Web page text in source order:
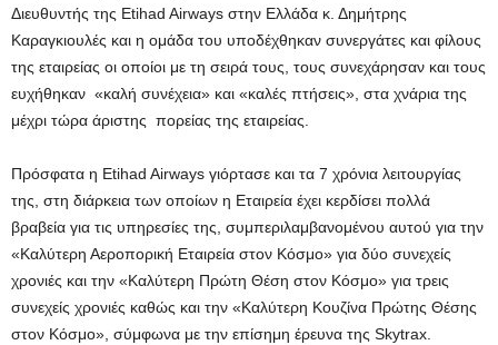
Διευθυντής της Etihad Airways στην Ελλάδα κ. Δημήτρης
Καραγκιουλές και η ομάδα του υποδέχθηκαν συνεργάτες και φίλους
της εταιρείας οι οποίοι με τη σειρά τους, τους συνεχάρησαν­ και τους
ευχήθηκαν «καλή συνέχεια» και «καλές πτήσεις», στα χνάρια της
μέχρι τώρα άριστης πορείας της εταιρείας.
Πρόσφατα η Εtihad Airways γιόρτασε και τα 7 χρόνια λειτουργίας
της, στη διάρκεια των οποίων η Εταιρεία έχει κερδίσει πολλά
βραβεία για τις υπηρεσίες της, συμπεριλαμβανομένου αυτού για την
«Καλύτερη Αεροπορική Εταιρεία στον Κόσμο» για δύο συνεχείς
χρονιές και την «Καλύτερη Πρώτη Θέση στον Κόσμο» για τρεις
συνεχείς χρονιές καθώς και την «Καλύτερη Κουζίνα Πρώτης Θέσης
στον Κόσμο», σύμφωνα με την επίσημη έρευνα της Skytrax.